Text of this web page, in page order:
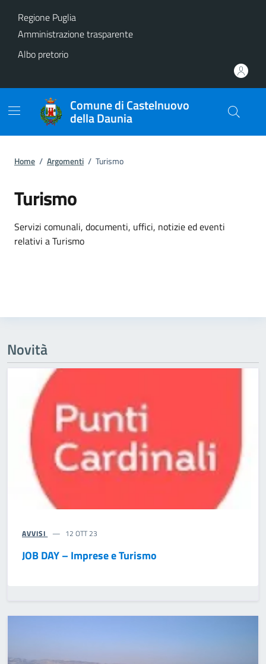
Regione Puglia
Amministrazione trasparente
Albo pretorio
Comune di Castelnuovo
della Daunia
Home / Argomenti / Turismo
Turismo
Dettagli dell'argomento
Servizi comunali, documenti, uffici, notizie ed eventi
relativi a Turismo
Novità
AVVISI 12 OTT 23
JOB DAY – Imprese e Turismo